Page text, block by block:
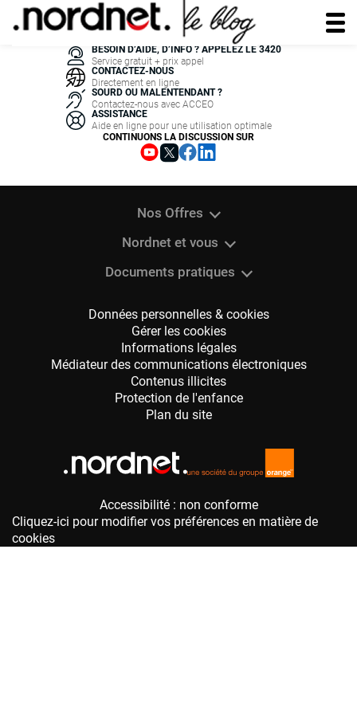
Accessibilité : non conforme
Cliquez-ici pour modifier vos préférences en matière de
cookies